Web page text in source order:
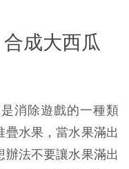
合成大西瓜
消除遊戲的一種類
水果，當水果滿出
法不要讓水果滿出